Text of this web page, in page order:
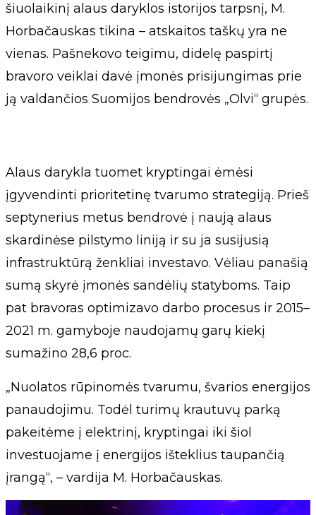
šiuolaikinį alaus daryklos istorijos tarpsnį, M.
Horbačauskas tikina – atskaitos taškų yra ne
vienas. Pašnekovo teigimu, didelę paspirtį
bravoro veiklai davė įmonės prisijungimas prie
ją valdančios Suomijos bendrovės „Olvi“ grupės.
Alaus darykla tuomet kryptingai ėmėsi
įgyvendinti prioritetinę tvarumo strategiją. Prieš
septynerius metus bendrovė į naują alaus
skardinėse pilstymo liniją ir su ja susijusią
infrastruktūrą ženkliai investavo. Vėliau panašią
sumą skyrė įmonės sandėlių statyboms. Taip
pat bravoras optimizavo darbo procesus ir 2015–
2021 m. gamyboje naudojamų garų kiekį
sumažino 28,6 proc.
„Nuolatos rūpinomės tvarumu, švarios energijos
panaudojimu. Todėl turimų krautuvų parką
pakeitėme į elektrinį, kryptingai iki šiol
investuojame į energijos išteklius taupančią
įrangą“, – vardija M. Horbačauskas.